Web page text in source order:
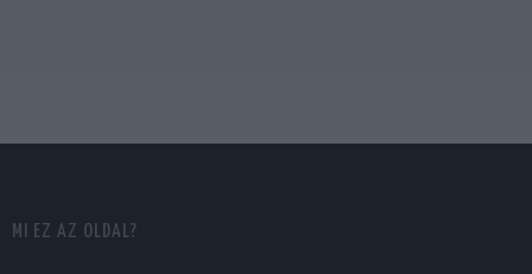
MI EZ AZ OLDAL?